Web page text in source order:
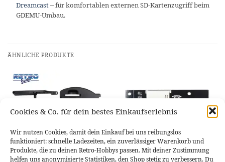
Cookies & Co. für dein bestes Einkaufserlebnis
Wir nutzen Cookies, damit dein Einkauf bei uns reibungslos
funktioniert: schnelle Ladezeiten, ein zuverlässiger Warenkorb und
Produkte, die zu deinen Retro-Hobbys passen. Mit deiner Zustimmung
helfen uns anonymisierte Statistiken, den Shop stetig zu verbessern. Du
Dreamcast– für komfortablen externen SD-Kartenzugriff beim
GDEMU-Umbau.
ÄHNLICHE PRODUKTE